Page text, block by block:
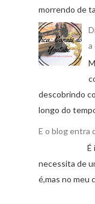
morrendo de
a
descobrindo
longo do
E o blog entra
É isso né
necessita de
é,mas no meu